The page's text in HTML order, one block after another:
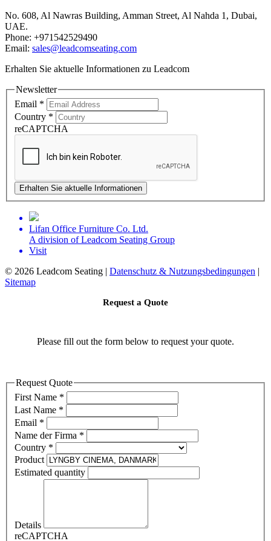
No. 608, Al Nawras Building, Amman Street, Al Nahda 1, Dubai,
UAE.
Phone: +971542529490
Email: sales@leadcomseating.com
Erhalten Sie aktuelle Informationen zu Leadcom
Newsletter
Email *
Country *
reCAPTCHA
Erhalten Sie aktuelle Informationen
Lifan Office Furniture Co. Ltd.
A division of Leadcom Seating Group
Visit
© 2026 Leadcom Seating | Datenschutz & Nutzungsbedingungen |
Sitemap
Request a Quote
Please fill out the form below to request your quote.
Request Quote
First Name *
Last Name *
Email *
Name der Firma *
Country *
Product
Estimated quantity
Details
reCAPTCHA